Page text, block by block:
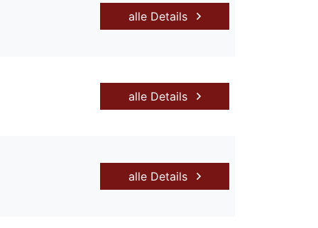
alle Details
alle Details
alle Details